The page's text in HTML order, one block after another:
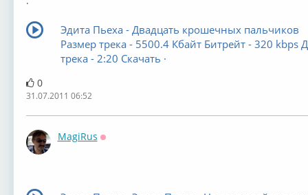
Эдита Пьеха - Двадцать крошечных пальчиков
Размер трека - 5500.4 Кбайт Битрейт - 320 kbps
трека - 2:20 Скачать ·
0
31.07.2011 06:52
MagiRus